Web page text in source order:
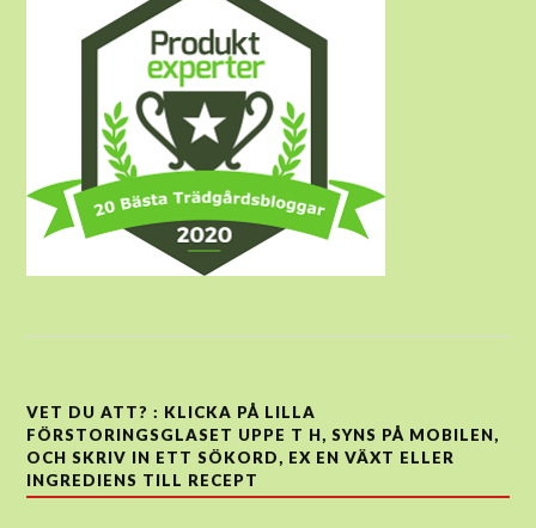
VET DU ATT? : KLICKA PÅ LILLA
FÖRSTORINGSGLASET UPPE T H, SYNS PÅ MOBILEN,
OCH SKRIV IN ETT SÖKORD, EX EN VÄXT ELLER
INGREDIENS TILL RECEPT